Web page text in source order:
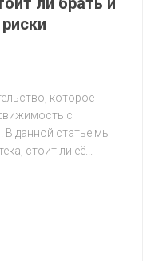
которое
с
В данной статье мы
стоит ли её...